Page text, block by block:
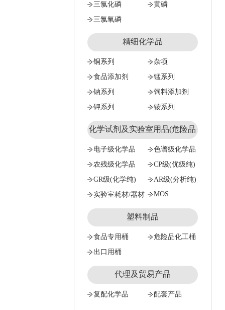
三氯化磷
黄磷
三氯氧磷
精细化学品
铜系列
杂项
食品添加剂
锰系列
钠系列
饲料添加剂
钾系列
铵系列
化学试剂及实验室用品(危险品
试剂只能公对公）
电子级化学品
色谱级化学品
农残级化学品
CP级(优级纯)
GR级(化学纯)
AR级(分析纯)
实验室耗材/器材
MOS
塑料制品
食品专用桶
危险品化工桶
出口用桶
代理及贸易产品
复配化学品 配套产品